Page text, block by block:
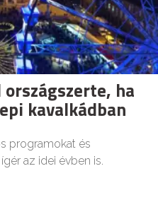
ha
kavalkádban
programokat és
az idei évben is.